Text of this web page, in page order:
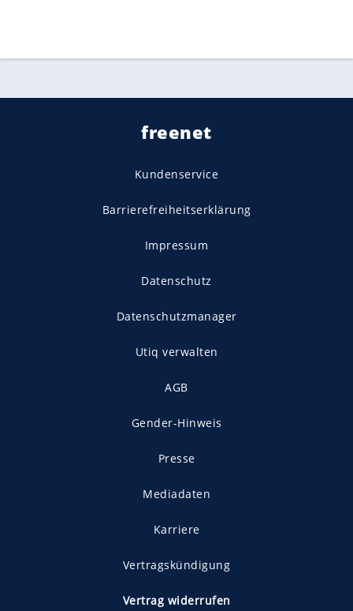
freenet
Kundenservice
Barrierefreiheitserklärung
Impressum
Datenschutz
Datenschutzmanager
Utiq verwalten
AGB
Gender-Hinweis
Presse
Mediadaten
Karriere
Vertragskündigung
Vertrag widerrufen